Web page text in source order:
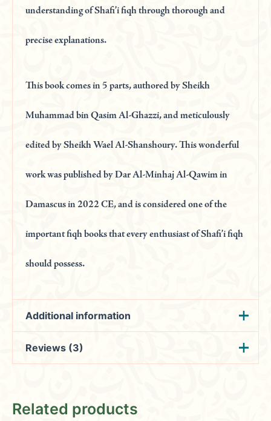
understanding of Shafi’i fiqh through thorough and
precise explanations.
This book comes in 5 parts, authored by Sheikh
Muhammad bin Qasim Al-Ghazzi, and meticulously
edited by Sheikh Wael Al-Shanshoury. This wonderful
work was published by Dar Al-Minhaj Al-Qawim in
Damascus in 2022 CE, and is considered one of the
important fiqh books that every enthusiast of Shafi’i fiqh
should possess.
Additional information
المؤلف
Reviews (3)
24, 2024
Related products